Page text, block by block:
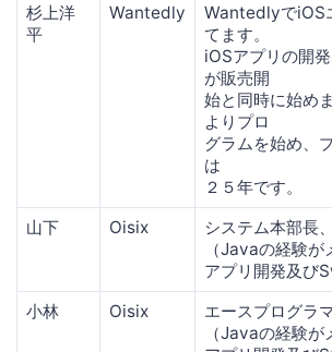
杉上洋
平
Wantedly
WantedlyでiOS
てます。
iOSアプリの開
が販売開
始と同時に始め
よりプロ
グラムを始め、
は
２５年です。
山下
Oisix
システム本部長
（Javaの経験が
アプリ開発及び
小林
Oisix
エースプログラ
（Javaの経験が